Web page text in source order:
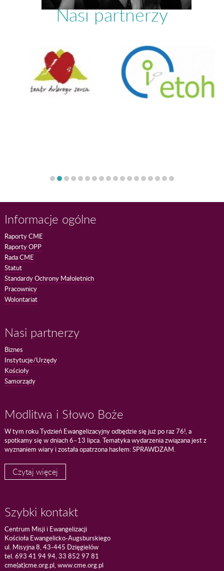
Nasi partnerzy
Informacje ogólne
Raporty CME
Raporty OPP
Rada CME
Statut
Standardy Ochrony Małoletnich
Pracownicy
Wolontariat
Nasi partnerzy
Biznes
Instytucje/Urzędy
Kościoły
Samorządy
Modlitwa i Słowo Boże
W tym roku Tydzień Ewangelizacyjny odbędzie się już po raz 76!, a
spotkamy się w dniach 6–13 lipca. Tematyka wydarzenia związana jest z
wyznaniem wiary i została opatrzona hasłem: SPRAWDZAM.
Czytaj więcej
Szybki kontakt
Centrum Misji i Ewangelizacji
Kościoła Ewangelicko-Augsburskiego
ul. Misyjna 8, 43-445 Dzięgielów
tel. 693 41 94 94, 33 852 97 81
cme(at)cme.org.pl, www.cme.org.pl